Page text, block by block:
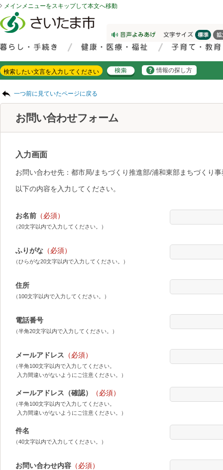
メインメニューをスキップして本文へ移動
情報の探し方
一つ前に見ていたページに戻る
お問い合わせフォーム
入力画面
お問い合わせ先：都市局/まちづくり推進部/浦和東部まちづくり事
以下の内容を入力してください。
お名前 （必須）
（20文字以内で入力してください。）
ふりがな （必須）
（ひらがな20文字以内で入力してください。）
住所
（100文字以内で入力してください。）
電話番号
（半角20文字以内で入力してください。）
メールアドレス （必須）
（半角100文字以内で入力してください。
入力間違いがないようにご注意ください。）
メールアドレス（確認） （必須）
（半角100文字以内で入力してください。
入力間違いがないようにご注意ください。）
件名
（40文字以内で入力してください。）
お問い合わせ内容 （必須）